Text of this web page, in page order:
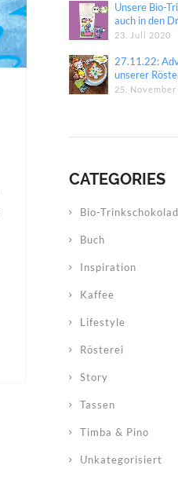
Unsere Bio-
auch in den
COMPANY
23. Juli 2020
27.11.22:
unserer
25. November
CATEGORIES
Bio-
Buch
Inspiration
Kaffee
Lifestyle
Rösterei
Story
Tassen
Timba & Pino
Unkategorisiert